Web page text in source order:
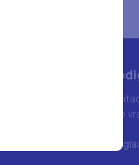
Hulp
Neem
en andere